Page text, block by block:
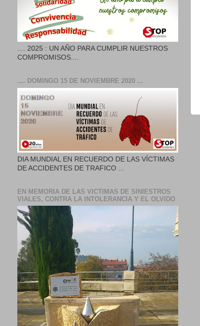
.... 2025 : UN AÑO PARA CUMPLIR NUESTROS
COMPROMISOS....
.... DOMINGO 15 DE NOVIEMBRE 2020 ...
DIA MUNDIAL EN RECUERDO DE LAS VÍCTIMAS
DE ACCIDENTES DE TRAFICO ...
EN MEMORIA DE LAS VICTIMAS DE SINIESTROS
VIALES, CONTRA LA INTOLERANCIA Y EL OLVIDO